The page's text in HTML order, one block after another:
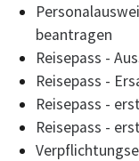
beantragen
Reisepass -
Reisepass -
Reisepass -
Reisepass -